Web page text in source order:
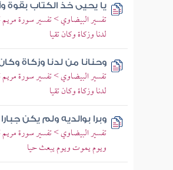
يا يحيى خذ الكتاب بقوة
تفسير البيضاوي > تفسير سورة مريم
لدنا وزكاة وكان تقيا
وحنانا من لدنا وزكاة
تفسير البيضاوي > تفسير سورة مريم
لدنا وزكاة وكان تقيا
وبرا بوالديه ولم يكن
تفسير البيضاوي > تفسير سورة مريم
ويوم يموت ويوم يبعث حيا